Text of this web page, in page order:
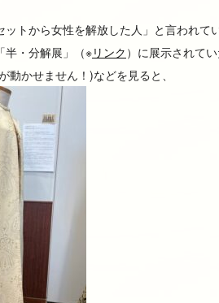
トから女性を解放した人」と言われてい
半・分解展」（※リンク ）に展示されて
動かせません！)などを見ると、